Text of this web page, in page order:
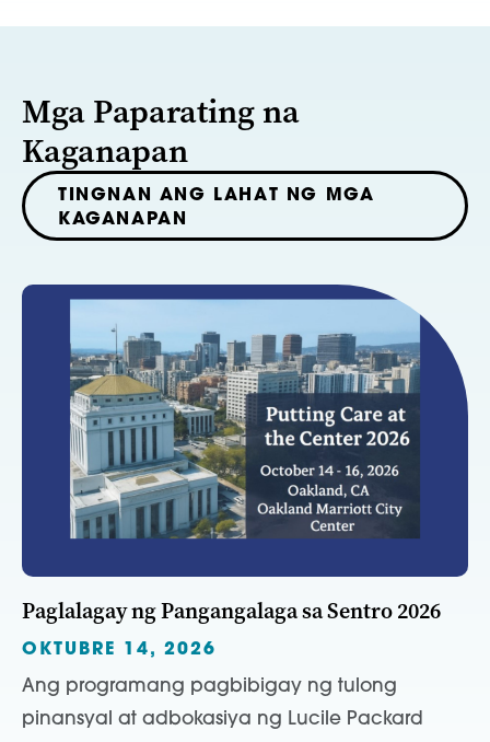
Mga Paparating na
Kaganapan
TINGNAN ANG LAHAT NG MGA
KAGANAPAN
Paglalagay ng Pangangalaga sa Sentro 2026
OKTUBRE 14, 2026
Ang programang pagbibigay ng tulong
pinansyal at adbokasiya ng Lucile Packard